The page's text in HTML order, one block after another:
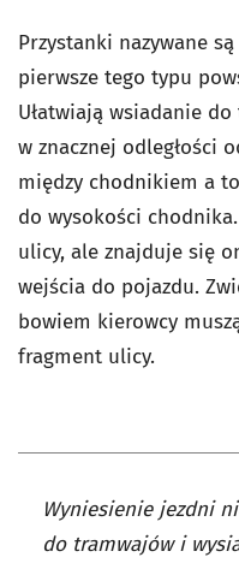
Przystanki nazywane
pierwsze tego typu
Ułatwiają wsiadanie
w znacznej odległości
między chodnikiem a
do wysokości
ulicy, ale znajduje się
wejścia do pojazdu.
bowiem kierowcy
fragment ulicy.
Wyniesienie jezdni
do tramwajów i